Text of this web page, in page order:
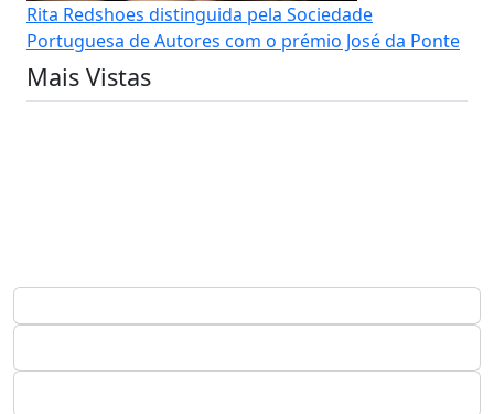
Rita Redshoes distinguida pela Sociedade
Portuguesa de Autores com o prémio José da Ponte
Mais Vistas